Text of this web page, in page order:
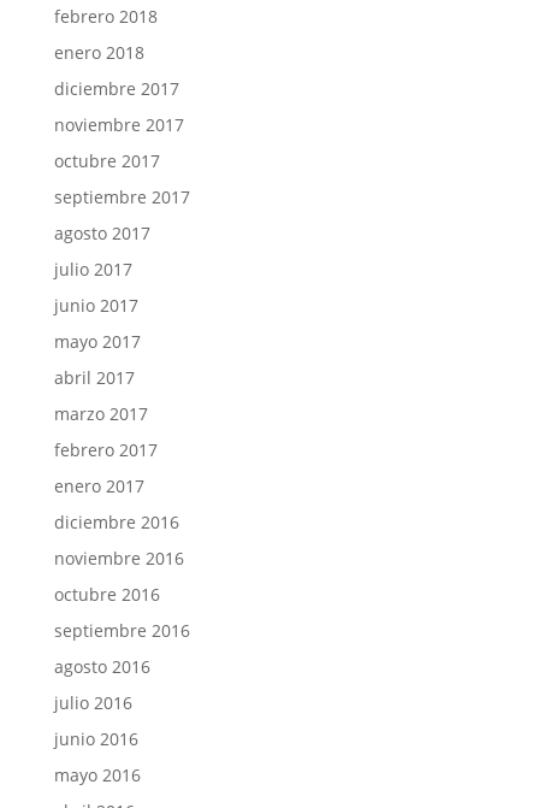
febrero 2018
enero 2018
diciembre 2017
noviembre 2017
octubre 2017
septiembre 2017
agosto 2017
julio 2017
junio 2017
mayo 2017
abril 2017
marzo 2017
febrero 2017
enero 2017
diciembre 2016
noviembre 2016
octubre 2016
septiembre 2016
agosto 2016
julio 2016
junio 2016
mayo 2016